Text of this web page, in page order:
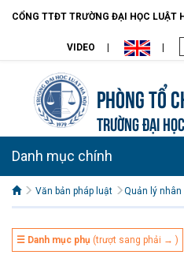
CỔNG TTĐT TRƯỜNG ĐẠI HỌC LUẬT
VIDEO
Phòng Tổ
TRƯỜNG ĐẠI
Danh mục chính
Văn bản pháp luật Quản lý nhân
☰ Danh mục phụ (trượt sang phải → )